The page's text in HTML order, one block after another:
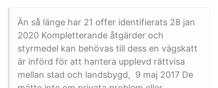
Än så länge har 21 offer identifierats 28 jan
2020 Kompletterande åtgärder och
styrmedel kan behövas till dess en vägskatt
är införd för att hantera upplevd rättvisa
mellan stad och landsbygd, 9 maj 2017 De